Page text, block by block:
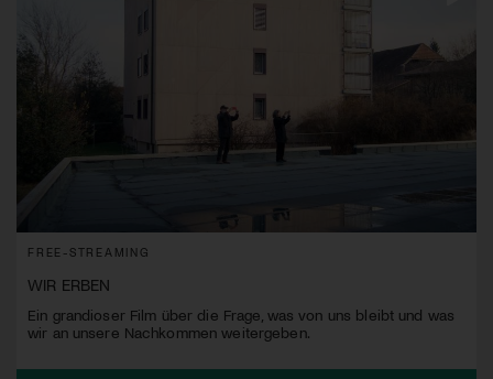
FREE-STREAMING
WIR ERBEN
Ein grandioser Film über die Frage, was von uns bleibt und was
wir an unsere Nachkommen weitergeben.